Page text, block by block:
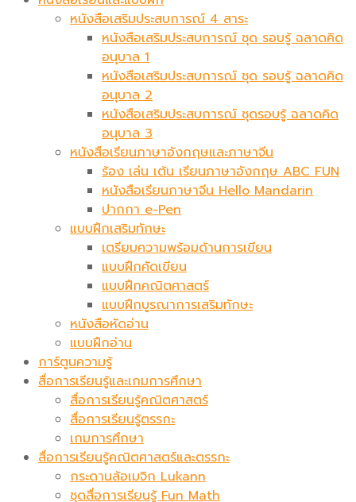
หนังสือเสริมประสบการณ์ 4 สาระ
หนังสือเสริมประสบการณ์ ชุด รอบรู้ ฉลาดคิด
อนุบาล 1
หนังสือเสริมประสบการณ์ ชุด รอบรู้ ฉลาดคิด
อนุบาล 2
หนังสือเสริมประสบการณ์ ชุดรอบรู้ ฉลาดคิด
อนุบาล 3
หนังสือเรียนภาษาอังกฤษและภาษาจีน
ร้อง เล่น เต้น เรียนภาษาอังกฤษ ABC FUN
หนังสือเรียนภาษาจีน Hello Mandarin
ปากกา e-Pen
แบบฝึกเสริมทักษะ
เตรียมความพร้อมด้านการเขียน
แบบฝึกคัดเขียน
แบบฝึกคณิตศาสตร์
แบบฝึกบูรณาการเสริมทักษะ
หนังสือหัดอ่าน
แบบฝึกอ่าน
การ์ตูนความรู้
สื่อการเรียนรู้และเกมการศึกษา
สื่อการเรียนรู้คณิตศาสตร์
สื่อการเรียนรู้ตรรกะ
เกมการศึกษา
สื่อการเรียนรู้คณิตศาสตร์และตรรกะ
กระดานล้อเมจิก​ Lukann
ชุดสื่อการเรียนรู้ Fun Math